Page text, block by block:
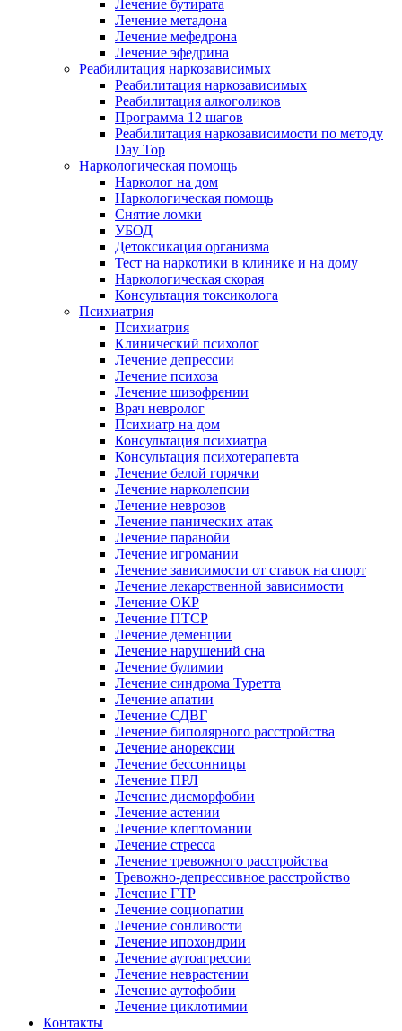
Лечение бутирата
Лечение метадона
Лечение мефедрона
Лечение эфедрина
Реабилитация наркозависимых
Реабилитация наркозависимых
Реабилитация алкоголиков
Программа 12 шагов
Реабилитация наркозависимости по методу
Day Top
Наркологическая помощь
Нарколог на дом
Наркологическая помощь
Снятие ломки
УБОД
Детоксикация организма
Тест на наркотики в клинике и на дому
Наркологическая скорая
Консультация токсиколога
Психиатрия
Психиатрия
Клинический психолог
Лечение депрессии
Лечение психоза
Лечение шизофрении
Врач невролог
Психиатр на дом
Консультация психиатра
Консультация психотерапевта
Лечение белой горячки
Лечение нарколепсии
Лечение неврозов
Лечение панических атак
Лечение паранойи
Лечение игромании
Лечение зависимости от ставок на спорт
Лечение лекарственной зависимости
Лечение ОКР
Лечение ПТСР
Лечение деменции
Лечение нарушений сна
Лечение булимии
Лечение синдрома Туретта
Лечение апатии
Лечение СДВГ
Лечение биполярного расстройства
Лечение анорексии
Лечение бессонницы
Лечение ПРЛ
Лечение дисморфобии
Лечение астении
Лечение клептомании
Лечение стресса
Лечение тревожного расстройства
Тревожно-депрессивное расстройство
Лечение ГТР
Лечение социопатии
Лечение сонливости
Лечение ипохондрии
Лечение аутоагрессии
Лечение неврастении
Лечение аутофобии
Лечение циклотимии
Контакты